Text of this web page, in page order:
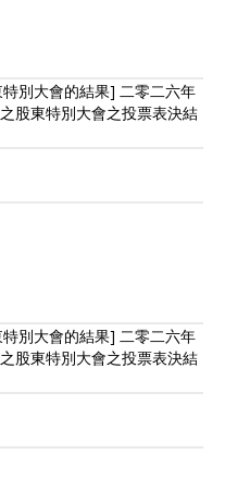
別大會的結果] 二零二六年
股東特別大會之投票表決結
別大會的結果] 二零二六年
股東特別大會之投票表決結